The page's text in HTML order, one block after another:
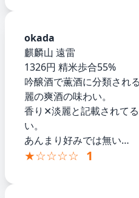
okada
麒麟山 遠雷
1326円 精米歩合55%
吟醸酒で薫酒に分類され
麗の爽酒の味わい。
香り✕淡麗と記載されて
い。
あんまり好みでは無い…
★☆☆☆☆ 1